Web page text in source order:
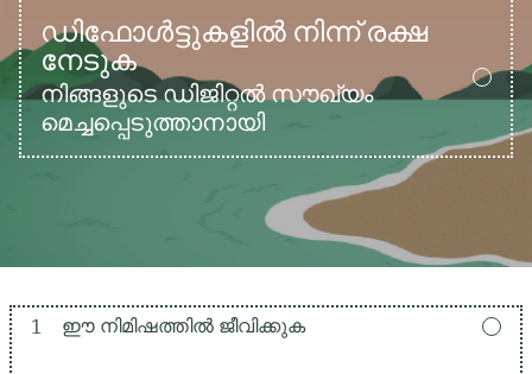
ഡിഫോൾട്ടുകളിൽ നിന്ന് രക്ഷ
നേടുക
നിങ്ങളുടെ ഡിജിറ്റൽ സൗഖ്യം
മെച്ചപ്പെടുത്താനായി
1 ഈ നിമിഷത്തിൽ ജീവിക്കുക